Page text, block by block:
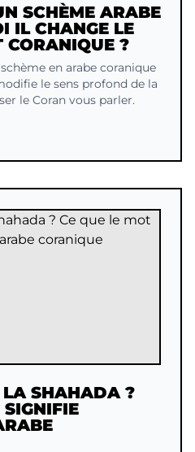
SCHÈME ARABE
IL CHANGE LE
CORANIQUE ?
en arabe coranique
le sens profond de la
le Coran vous parler.
LA SHAHADA ?
SIGNIFIE